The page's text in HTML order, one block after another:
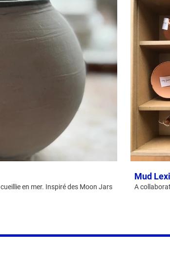
en mer. Inspiré des Moon Jars
Mud
A